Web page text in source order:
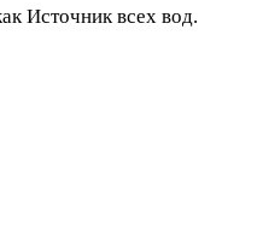
Источник всех вод.